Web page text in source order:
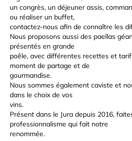
un congrès, un déjeuner assis,
ou réaliser un buffet,
contactez-nous afin de connaître les
Nous proposons aussi des paellas
présentés en grande
poêle, avec différentes recettes et
moment de partage et de
gourmandise.
Nous sommes également caviste et
dans le choix de vos
vins.
Présent dans le Jura depuis 2016,
professionnalisme qui fait notre
renommée.